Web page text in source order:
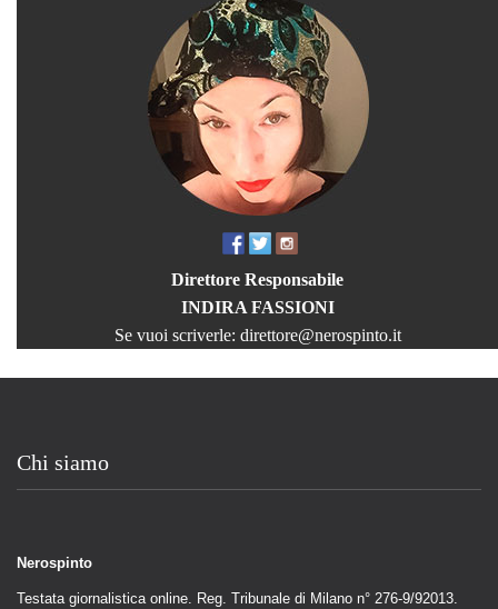
Direttore Responsabile
INDIRA FASSIONI
Se vuoi scriverle: direttore@nerospinto.it
Chi siamo
Nerospinto
Testata giornalistica online. Reg. Tribunale di Milano n° 276-9/92013.